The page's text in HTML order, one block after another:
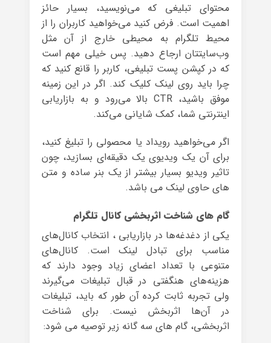
محتوای تبلیغی که می‌نویسید، بسیار حائز
اهمیت است. فرض کنید می‌خواهید کاربران را از
محیط تلگرام به محیطی خارج از آن مثل
وب‌سایتتان ارجاع دهید. پس خیلی مهم است
که در کپشن پست تبلیغی، کاربر را قانع کنید که
چرا باید روی لینک کلیک کند. اگر در این زمینه
موفق باشید، CTR بالا می‌رود و به بازاریابی
اینترنتی شما، کمک شایانی می‌کند.
اگر می‌خواهید رویداد یا محصولی را تبلیغ کنید،
برای آن یک ویدیوی یک دقیقه‌ای بسازید، چون
تاثیر ویدیو بسیار بیشتر از یک بنر ساده و متن
های حاوی لینک می باشد.
گام های شناخت اثربخشی کانال تلگرام
یکی از دغدغه‌ها در بازاریابی ، انتخاب کانال‌های
مناسب برای تبادل لینک است. کانال‌های
متنوعی با تعداد اعضای زیاد وجود دارند که
هزینه‌های هنگفتی در قبال تبلیغات می‌گیرند
ولی تجربه ثابت کرده آن طور که باید، تبلیغات
در آن‌ها اثربخش نیست. برای شناخت
اثربخشی، گام های سه گانه زیر توصیه می شود: